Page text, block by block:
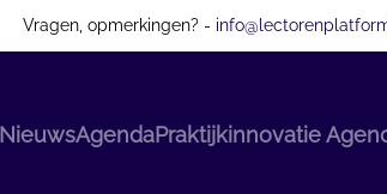
Vragen, opmerkingen? -
NieuwsAgendaPraktijkinnovatie